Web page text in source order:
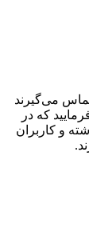
می‌گیرند
که در
و کاربران